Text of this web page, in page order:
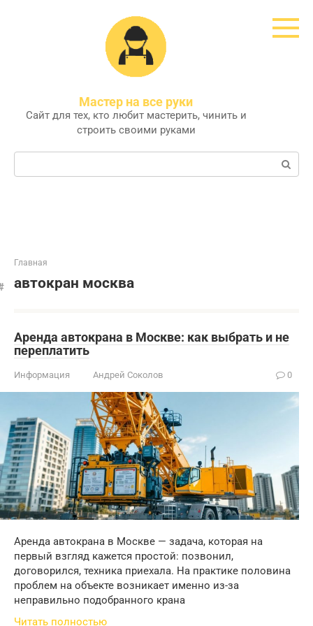
Мастер на все руки
Сайт для тех, кто любит мастерить, чинить и
строить своими руками
Поиск:
Главная
автокран москва
Аренда автокрана в Москве: как выбрать и не
переплатить
Информация Андрей Соколов 0
Аренда автокрана в Москве — задача, которая на
первый взгляд кажется простой: позвонил,
договорился, техника приехала. На практике половина
проблем на объекте возникает именно из-за
неправильно подобранного крана
Читать полностью